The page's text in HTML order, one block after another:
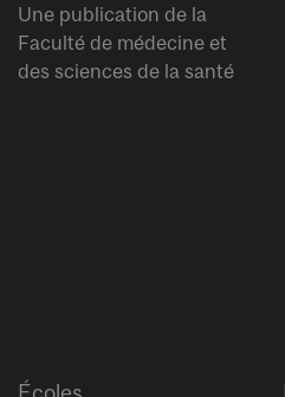
Une publication de la
Faculté de médecine et
des sciences de la santé